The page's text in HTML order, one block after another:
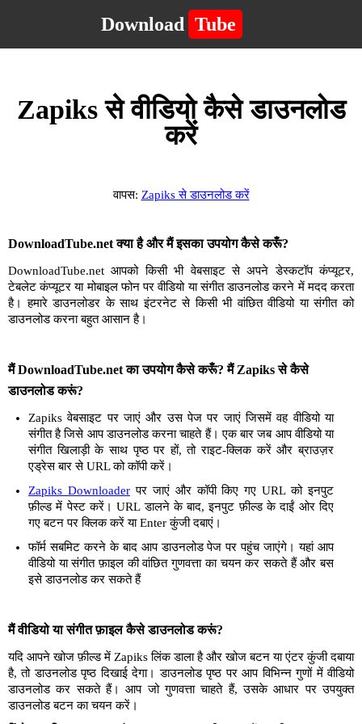
Download Tube
Zapiks से वीडियो कैसे डाउनलोड
करें
वापस: Zapiks से डाउनलोड करें
DownloadTube.net क्या है और मैं इसका उपयोग कैसे करूँ?
DownloadTube.net आपको किसी भी वेबसाइट से अपने डेस्कटॉप कंप्यूटर,
टेबलेट कंप्यूटर या मोबाइल फोन पर वीडियो या संगीत डाउनलोड करने में मदद करता
है। हमारे डाउनलोडर के साथ इंटरनेट से किसी भी वांछित वीडियो या संगीत को
डाउनलोड करना बहुत आसान है।
मैं DownloadTube.net का उपयोग कैसे करूँ? मैं Zapiks से कैसे
डाउनलोड करूं?
Zapiks वेबसाइट पर जाएं और उस पेज पर जाएं जिसमें वह वीडियो या
संगीत है जिसे आप डाउनलोड करना चाहते हैं। एक बार जब आप वीडियो या
संगीत खिलाड़ी के साथ पृष्ठ पर हों, तो राइट-क्लिक करें और ब्राउज़र
एड्रेस बार से URL को कॉपी करें।
Zapiks Downloaderपर जाएं और कॉपी किए गए URL को इनपुट
फ़ील्ड में पेस्ट करें। URL डालने के बाद, इनपुट फ़ील्ड के दाईं ओर दिए
गए बटन पर क्लिक करें या Enter कुंजी दबाएं।
फॉर्म सबमिट करने के बाद आप डाउनलोड पेज पर पहुंच जाएंगे। यहां आप
वीडियो या संगीत फ़ाइल की वांछित गुणवत्ता का चयन कर सकते हैं और बस
इसे डाउनलोड कर सकते हैं
मैं वीडियो या संगीत फ़ाइल कैसे डाउनलोड करूं?
यदि आपने खोज फ़ील्ड में Zapiks लिंक डाला है और खोज बटन या एंटर कुंजी दबाया
है, तो डाउनलोड पृष्ठ दिखाई देगा। डाउनलोड पृष्ठ पर आप विभिन्न गुणों में वीडियो
डाउनलोड कर सकते हैं। आप जो गुणवत्ता चाहते हैं, उसके आधार पर उपयुक्त
डाउनलोड बटन का चयन करें।